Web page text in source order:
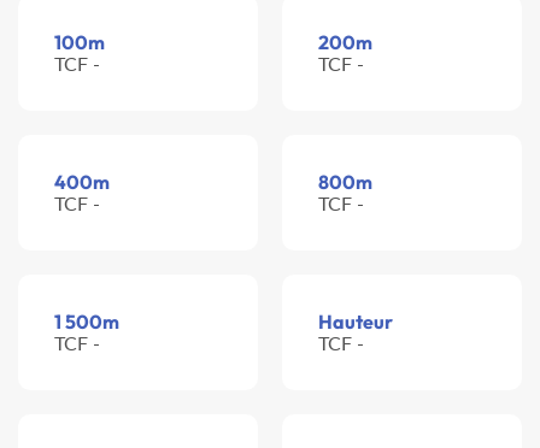
100m
TCF -
200m
TCF -
400m
TCF -
800m
TCF -
1 500m
TCF -
Hauteur
TCF -